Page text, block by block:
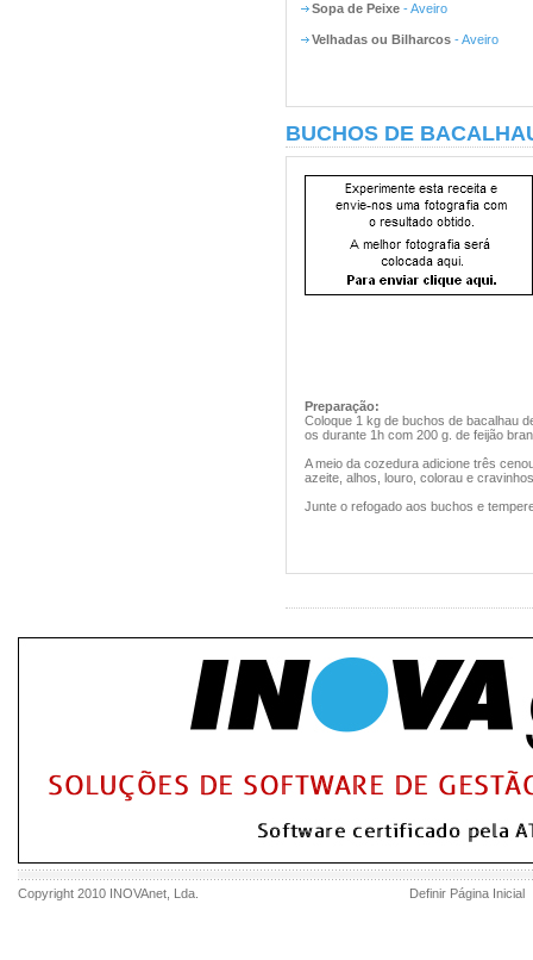
Sopa de Peixe - Aveiro
Velhadas ou Bilharcos - Aveiro
BUCHOS DE
Preparação:
Coloque 1 kg de buchos de bacalhau
os durante 1h com 200 g. de feijão
A meio da cozedura adicione três
azeite, alhos, louro, colorau e
Junte o refogado aos buchos e
Copyright 2010 INOVAnet , Lda. Definir Página Inicial